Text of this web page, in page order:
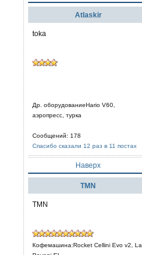
Atlaskir
toka
Др. оборудованиеHario V60,
аэропресс, турка
Сообщений: 178
Спасибо сказали 12 раз в 11 постах
Наверх
TMN
TMN
Кофемашина:Rocket Cellini Evo v2, La